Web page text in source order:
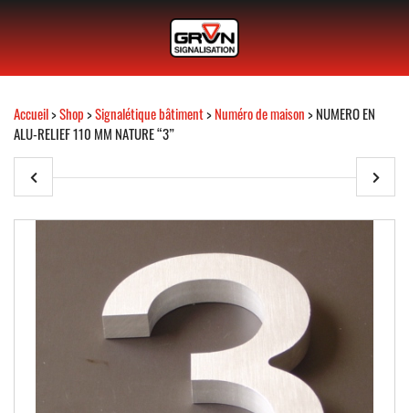
Accueil>Shop>Signalétique bâtiment>Numéro de maison> NUMERO EN
ALU-RELIEF 110 MM NATURE “3”